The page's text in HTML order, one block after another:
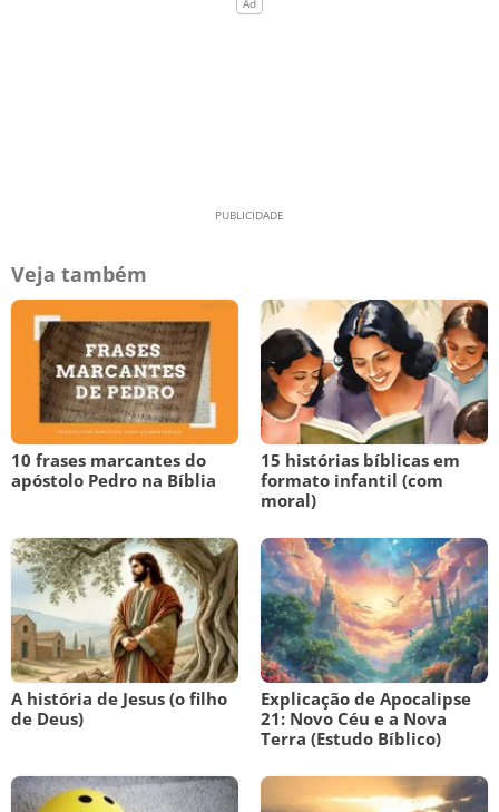
Veja também
10 frases marcantes do
apóstolo Pedro na Bíblia
15 histórias bíblicas em
formato infantil (com
moral)
A história de Jesus (o filho
de Deus)
Explicação de Apocalipse
21: Novo Céu e a Nova
Terra (Estudo Bíblico)